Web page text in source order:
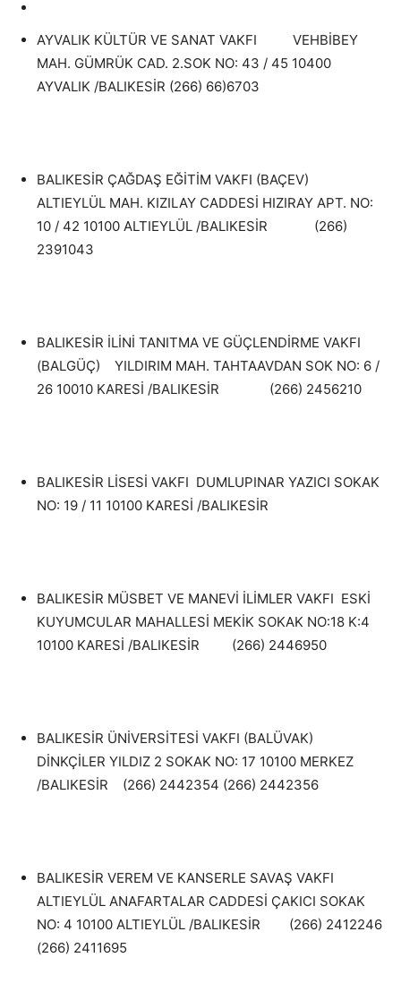
AYVALIK KÜLTÜR VE SANAT VAKFI VEHBİBEY
MAH. GÜMRÜK CAD. 2.SOK NO: 43 / 45 10400
AYVALIK /BALIKESİR (266) 66)6703
BALIKESİR ÇAĞDAŞ EĞİTİM VAKFI (BAÇEV)
ALTIEYLÜL MAH. KIZILAY CADDESİ HIZIRAY APT. NO:
10 / 42 10100 ALTIEYLÜL /BALIKESİR (266)
2391043
BALIKESİR İLİNİ TANITMA VE GÜÇLENDİRME VAKFI
(BALGÜÇ) YILDIRIM MAH. TAHTAAVDAN SOK NO: 6 /
26 10010 KARESİ /BALIKESİR (266) 2456210
BALIKESİR LİSESİ VAKFI DUMLUPINAR YAZICI SOKAK
NO: 19 / 11 10100 KARESİ /BALIKESİR
BALIKESİR MÜSBET VE MANEVİ İLİMLER VAKFI ESKİ
KUYUMCULAR MAHALLESİ MEKİK SOKAK NO:18 K:4
10100 KARESİ /BALIKESİR (266) 2446950
BALIKESİR ÜNİVERSİTESİ VAKFI (BALÜVAK)
DİNKÇİLER YILDIZ 2 SOKAK NO: 17 10100 MERKEZ
/BALIKESİR (266) 2442354 (266) 2442356
BALIKESİR VEREM VE KANSERLE SAVAŞ VAKFI
ALTIEYLÜL ANAFARTALAR CADDESİ ÇAKICI SOKAK
NO: 4 10100 ALTIEYLÜL /BALIKESİR (266) 2412246
(266) 2411695